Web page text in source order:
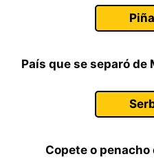
País que se separó
Copete o